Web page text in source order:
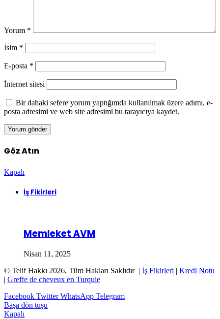
Yorum *
İsim *
E-posta *
İnternet sitesi
Bir dahaki sefere yorum yaptığımda kullanılmak üzere adımı, e-
posta adresimi ve web site adresimi bu tarayıcıya kaydet.
Göz Atın
Kapalı
İş Fikirleri
Memleket AVM
Nisan 11, 2025
© Telif Hakkı 2026, Tüm Hakları Saklıdır | İş Fikirleri
Kredi Notu
Greffe de cheveux en Turquie
Facebook Twitter WhatsApp Telegram
Başa dön tuşu
Kapalı